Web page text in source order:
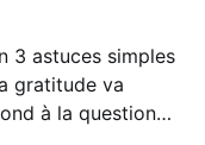
3 astuces simples
gratitude va
à la question